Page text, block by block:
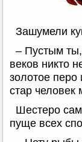
Зашумели
– Пустым
веков никто
золотое
стар человек
Шестеро
пуще всех